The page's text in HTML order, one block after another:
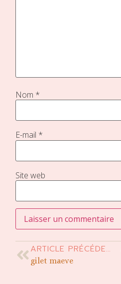
Nom *
E-mail *
Site web
ARTICLE PRÉCÉDENT
gilet maeve